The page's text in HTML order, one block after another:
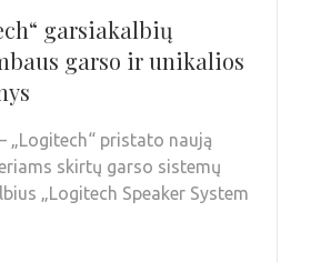
garsiakalbių
garso ir unikalios
„Logitech“ pristato naują
skirtų garso sistemų
„Logitech Speaker System